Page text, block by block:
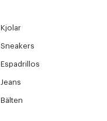
Kjolar
Sneakers
Espadrillos
Jeans
Bälten